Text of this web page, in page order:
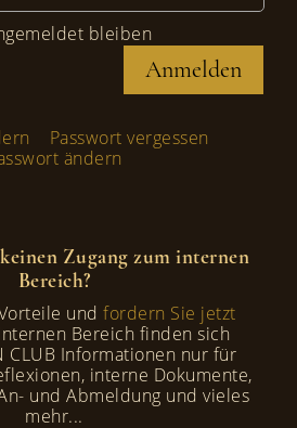
bleiben
Passwort vergessen
ändern
Zugang zum internen
Bereich?
undfordern Sie jetzt
Bereich finden sich
CLUB Informationen nur für
interne Dokumente,
und Abmeldung und vieles
mehr...